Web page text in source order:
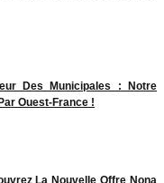
Des Municipales : Notre
Ouest-France !
La Nouvelle Offre Nona